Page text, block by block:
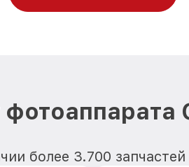
более 3.700